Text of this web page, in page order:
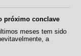
próximo conclave
meses tem sido
a